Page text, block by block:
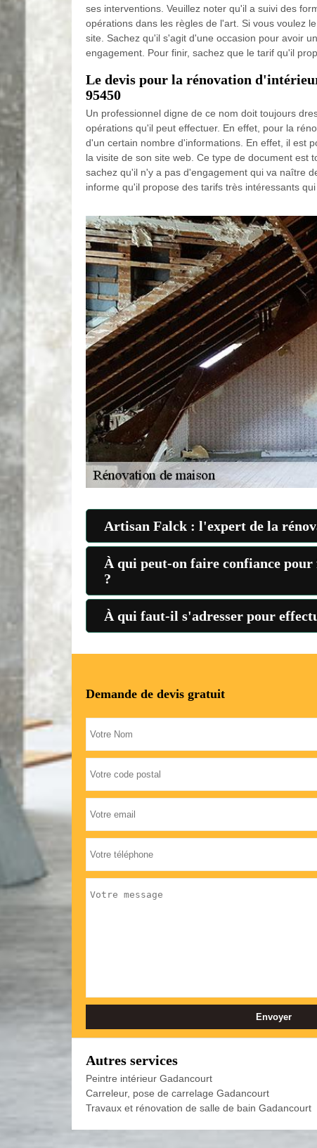
ses interventions. Veuillez noter qu'il a suivi des
opérations dans les règles de l'art. Si vous voulez
site. Sachez qu'il s'agit d'une occasion pour avoir
engagement. Pour finir, sachez que le tarif qu'il
Le devis pour la rénovation
95450
Un professionnel digne de ce nom doit toujours
opérations qu'il peut effectuer. En effet, pour la
d'un certain nombre d'informations. En effet, il est
la visite de son site web. Ce type de document est
sachez qu'il n'y a pas d'engagement qui va naître
informe qu'il propose des tarifs très intéressants
Artisan Falck : l'expert de la
À qui peut-on faire confiance
?
À qui faut-il s'adresser pour
Demande de devis gratuit
Autres services
Peintre intérieur Gadancourt
Carreleur, pose de carrelage Gadancourt
Travaux et rénovation de salle de bain Gadancourt